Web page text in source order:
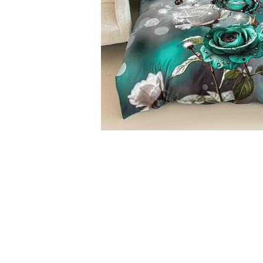
Lenjerii De Pat Creponate
Lenjerii De Pat Bumbac Poplin 2
Lenjerii De Pat Bumbac Poplin,
Lenjerii De Pat Bumbac Satinat 2